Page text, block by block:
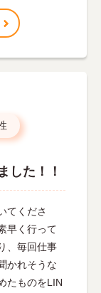
した！！
てくださ
早く行って
、毎回仕事
かれそうな
たものをLIN